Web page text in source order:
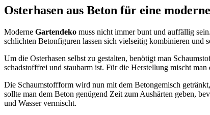
Osterhasen aus Beton für eine
Moderne Gartendeko muss nicht immer bunt und auffällig
schlichten Betonfiguren lassen sich vielseitig kombinieren und
Um die Osterhasen selbst zu gestalten, benötigt man
schadstofffrei und staubarm ist. Für die Herstellung mischt man
Die Schaumstoffform wird nun mit dem Betongemisch
sollte man dem Beton genügend Zeit zum Aushärten geben,
und Wasser vermischt.